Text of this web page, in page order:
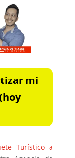
mi
Turístico a